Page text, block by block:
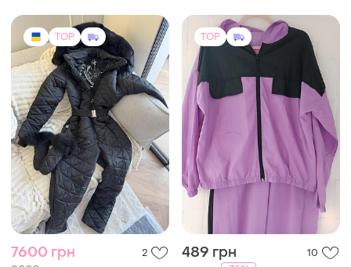
TOP
7600 грн 2
TOP
489 грн 10